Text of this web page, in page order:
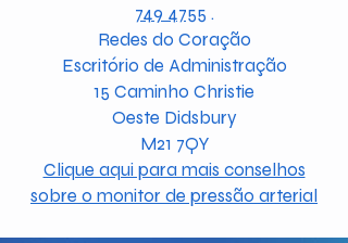
749 4755 .
Redes do Coração
Escritório de Administração
15 Caminho Christie
Oeste Didsbury
M21 7QY
Clique aqui para mais conselhos
sobre o monitor de pressão arterial